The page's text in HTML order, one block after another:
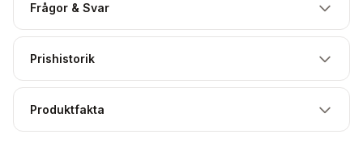
Frågor & Svar
Prishistorik
Produktfakta